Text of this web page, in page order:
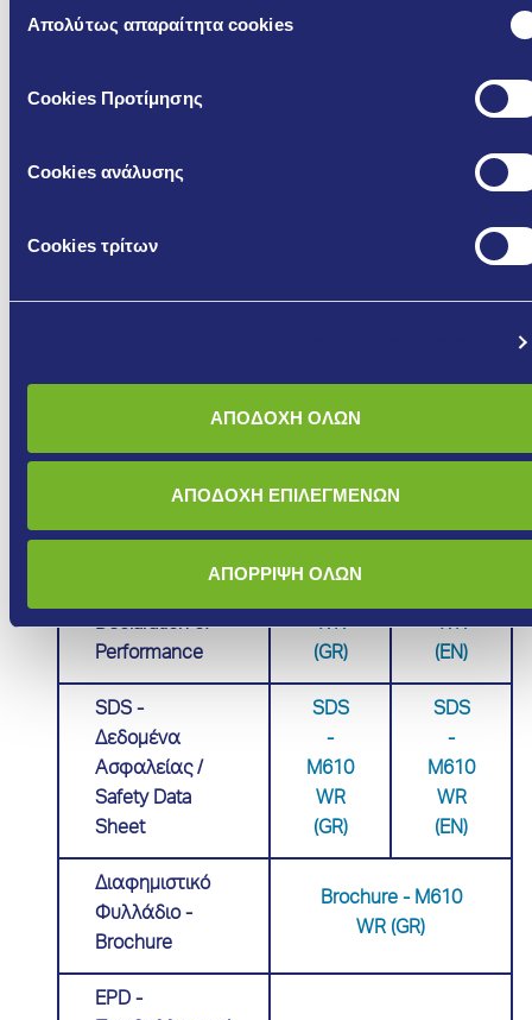
συγκατάθεσης
Απολύτως απαραίτητα cookies
Cookies Προτίμησης
Cookies ανάλυσης
Cookies τρίτων
ΑΠΟΔΟΧΗ ΟΛΩΝ
ΑΠΟΔΟΧΗ ΕΠΙΛΕΓΜΕΝΩΝ
ΑΠΟΡΡΙΨΗ ΟΛΩΝ
Φυλλάδιο /
TDS -
M610
M610
DoP - Δήλωση
Declaration of
Performance
DoP -
WR
(GR)
WR
(ΕΝ)
SDS -
Δεδομένα
Ασφαλείας /
Safety Data
Sheet
SDS
-
M610
WR
(GR)
SDS
-
M610
WR
(EN)
Διαφημιστικό
Φυλλάδιο -
Brochure
Brochure - M610
WR (GR)
EPD -